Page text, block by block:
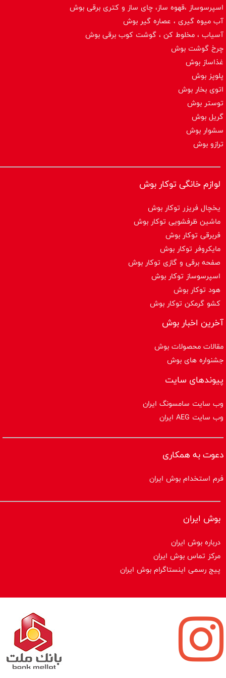
اسپرسوساز ،قهوه ساز، چای ساز و کتری برقی بوش
آب میوه گیری ، عصاره گیر بوش
آسیاب ، مخلوط کن ، گوشت کوب برقی بوش
چرخ گوشت بوش
غذاساز بوش
پلوپز بوش
اتوی بخار بوش
توستر بوش
گریل بوش
سشوار بوش
ترازو بوش
لوازم خانگی توکار بوش
یخچال فریزر توکار بوش
ماشین ظرفشویی توکار بوش
فربرقی توکار بوش
مایکروفر توکار بوش
صفحه برقی و گازی توکار بوش
اسپرسوساز توكار بوش
هود توکار بوش
کشو گرمکن توکار بوش
آخرین اخبار بوش
مقالات محصولات بوش
جشنواره های بوش
پیوندهای سایت
وب سایت سامسونگ ایران
وب سایت AEG ایران
دعوت به همکاری
فرم استخدام بوش ایران
بوش ایران
درباره بوش ایران
مرکز تماس بوش ایران
پیج رسمی اینستاگرام بوش ایران